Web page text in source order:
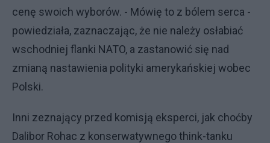
cenę swoich wyborów. - Mówię to z bólem serca -
powiedziała, zaznaczając, że nie należy osłabiać
wschodniej flanki NATO, a zastanowić się nad
zmianą nastawienia polityki amerykańskiej wobec
Polski.
Inni zeznający przed komisją eksperci, jak choćby
Dalibor Rohac z konserwatywnego think-tanku